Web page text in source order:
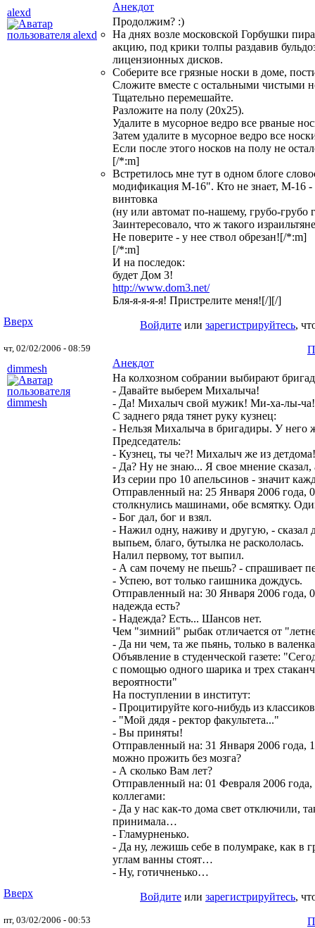
alexd
Анекдот
Продолжим? :)
На днях возле московской Горбушки
акцию, под крики толпы раздавив
лицензионных дисков.
Соберите все грязные носки в доме,
Сложите вместе с остальными чистыми
Тщательно перемешайте.
Разложите на полу (20х25).
Удалите в мусорное ведро все рваные
Затем удалите в мусорное ведро все
Если после этого носков на полу не
[/*:m]
Встретилось мне тут в одном блоге
модификация М-16". Кто не знает, М-16 -
винтовка
(ну или автомат по-нашему, грубо-грубо
Заинтересовало, что ж такого
Не поверите - у нее ствол обрезан![/*:m]
[/*:m]
И на последок:
будет Дом 3!
http://www.dom3.net/
Бля-я-я-я-я! Пристрелите меня![/][/]
Вверх
Войдите или зарегистрируйтесь,
чт, 02/02/2006 - 08:59
dimmesh
Анекдот
На колхозном собрании выбирают
- Давайте выберем Михалыча!
- Да! Михалыч свой мужик! Ми-ха-лы-ча!
С заднего ряда тянет руку кузнец:
- Нельзя Михалыча в бригадиры. У него
Председатель:
- Кузнец, ты че?! Михалыч же из детдома!
- Да? Ну не знаю... Я свое мнение
Из серии про 10 апельсинов - значит
Отправленный на: 25 Января 2006 года,
столкнулись машинами, обе всмятку.
- Бог дал, бог и взял.
- Нажил одну, наживу и другую, - сказал
выпьем, благо, бутылка не раскололась.
Налил первому, тот выпил.
- А сам почему не пьешь? - спрашивает
- Успею, вот только гаишника дождусь.
Отправленный на: 30 Января 2006 года,
надежда есть?
- Надежда? Есть... Шансов нет.
Чем "зимний" рыбак отличается от
- Да ни чем, та же пьянь, только в
Объявление в студенческой газете:
с помощью одного шарика и трех
вероятности"
На поступлении в институт:
- Процитируйте кого-нибудь из
- "Мой дядя - ректор факультета..."
- Вы приняты!
Отправленный на: 31 Января 2006 года,
можно прожить без мозга?
- А сколько Вам лет?
Отправленный на: 01 Февраля 2006 года,
коллегами:
- Да у нас как-то дома свет отключили,
принимала…
- Гламурненько.
- Да ну, лежишь себе в полумраке, как в
углам ванны стоят…
- Ну, готичненько…
Вверх
Войдите или зарегистрируйтесь,
пт, 03/02/2006 - 00:53